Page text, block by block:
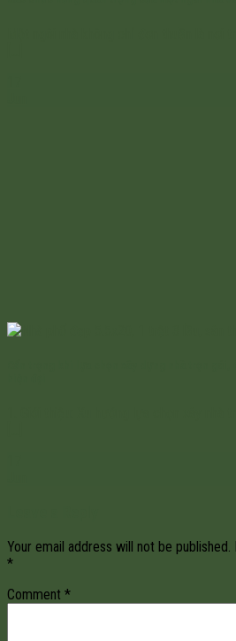
Your email address will not be published.
*
Comment *